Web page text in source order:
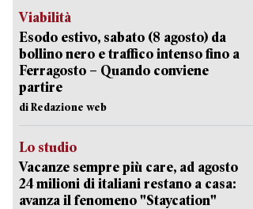
Viabilità
Esodo estivo, sabato (8 agosto) da
bollino nero e traffico intenso fino a
Ferragosto – Quando conviene
partire
di Redazione web
Lo studio
Vacanze sempre più care, ad agosto
24 milioni di italiani restano a casa:
avanza il fenomeno "Staycation"